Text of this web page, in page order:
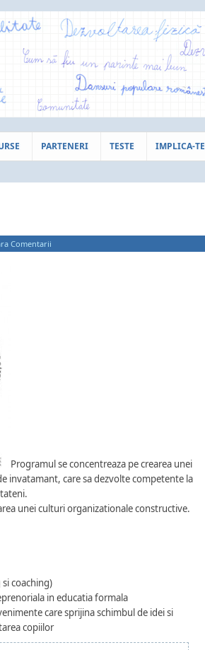
PARTENERI TESTE IMPLICA-TE
Comentarii
Programul se concentreaza pe crearea unei
invatamant, care sa dezvolte competente la
unei culturi organizationale constructive.
coaching)
in educatia formala
care sprijina schimbul de idei si
copiilor